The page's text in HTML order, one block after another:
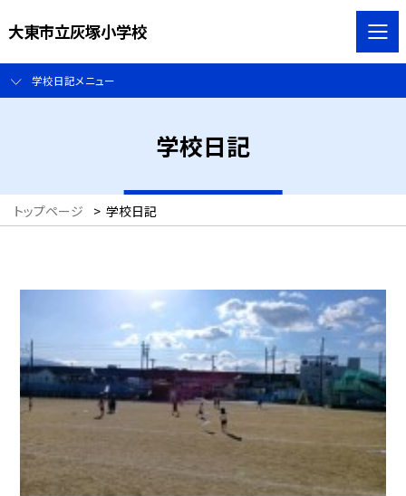
大東市立灰塚小学校
学校日記メニュー
学校日記
トップページ > 学校日記